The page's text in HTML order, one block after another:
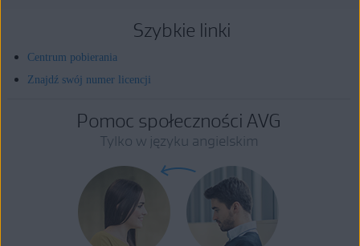
Szybkie linki
Centrum pobierania
Znajdź swój numer licencji
Pomoc społeczności AVG
Tylko w języku angielskim